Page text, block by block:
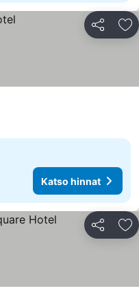
Jaa
Katso hinnat
Jaa